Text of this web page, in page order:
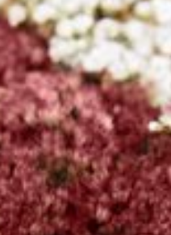
& Floristenmeisterin
Zehlendorf & Umgebung
stets von uns erfüllt
- Wunder dauern etwas